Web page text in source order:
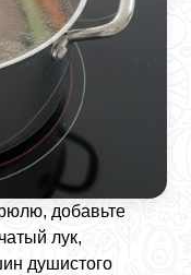
добавьте
лук,
душистого